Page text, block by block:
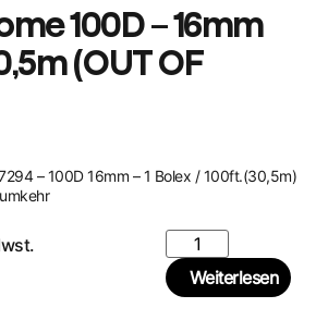
100D – 16mm
(OUT OF
– 100D 16mm – 1 Bolex / 100ft.(30,5m)
Weiterlesen